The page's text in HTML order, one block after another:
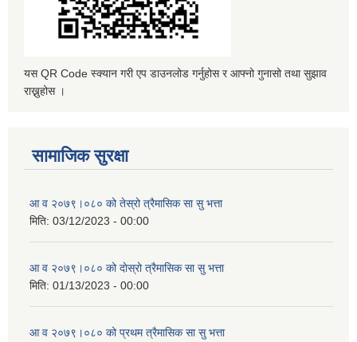
यस QR Code स्क्यान गरी एप डाउनलोड गर्नुहोस र आफ्नो गुनासो तथा सुझाव
राख्नुहोस ।
सामाजिक सुरक्षा
आ व २०७९।०८० को तेस्रो त्रैमासिक सा सु भत्ता
मिति: 03/12/2023 - 00:00
आ व २०७९।०८० को दाेस्रो त्रैमासिक सा सु भत्ता
मिति: 01/13/2023 - 00:00
आ व २०७९।०८० को प्रथम त्रैमासिक सा सु भत्ता